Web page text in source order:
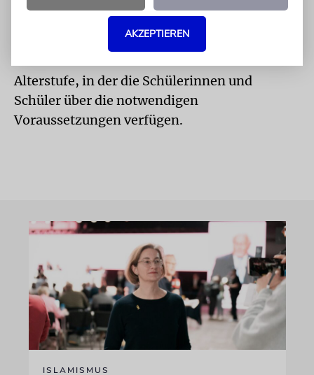
verantwortliches, demokratisches Handeln,
der wird dieses Thema dem
Alterstufe, in der die Schülerinnen und
Schüler über die notwendigen
Voraussetzungen verfügen.
ISLAMISMUS
AKZEPTIEREN